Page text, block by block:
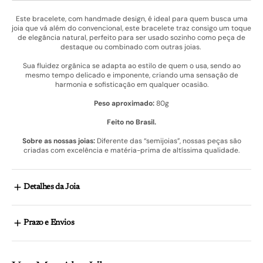
Este bracelete, com handmade design, é ideal para quem busca uma
joia que vá além do convencional, este bracelete traz consigo um toque
de elegância natural, perfeito para ser usado sozinho como peça de
destaque ou combinado com outras joias.
Sua fluidez orgânica se adapta ao estilo de quem o usa, sendo ao
mesmo tempo delicado e imponente, criando uma sensação de
harmonia e sofisticação em qualquer ocasião.
Peso aproximado:80g
Feito no Brasil.
Sobre as nossas joias:Diferente das “semijoias”, nossas peças são
criadas com excelência e matéria-prima de altíssima qualidade.
Detalhes da Joia
Prazo e Envios